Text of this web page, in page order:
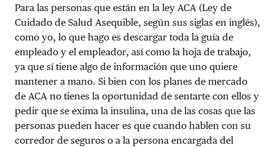
Para las personas que están en la ley ACA (Ley de
Cuidado de Salud Asequible, según sus siglas en inglés),
como yo, lo que hago es descargar toda la guía de
empleado y el empleador, así como la hoja de trabajo,
ya que sí tiene algo de información que uno quiere
mantener a mano. Si bien con los planes de mercado
de ACA no tienes la oportunidad de sentarte con ellos y
pedir que se exima la insulina, una de las cosas que las
personas pueden hacer es que cuando hablen con su
corredor de seguros o a la persona encargada del